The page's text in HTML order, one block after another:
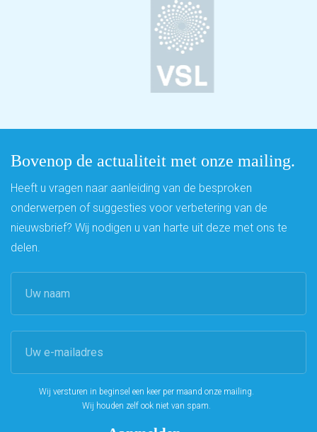
Bovenop de actualiteit met onze mailing.
Heeft u vragen naar aanleiding van de besproken
onderwerpen of suggesties voor verbetering van de
nieuwsbrief? Wij nodigen u van harte uit deze met ons te
delen.
Wij versturen in beginsel een keer per maand onze mailing.
Wij houden zelf ook niet van spam.